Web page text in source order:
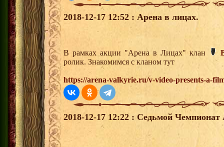
2018-12-17 12:52 : Арена в лицах.
В рамках акции "Арена в Лицах" клан
ролик. Знакомимся с кланом тут
https://arena-valkyrie.ru/v-video-presents-a-
2018-12-17 12:22 : Седьмой